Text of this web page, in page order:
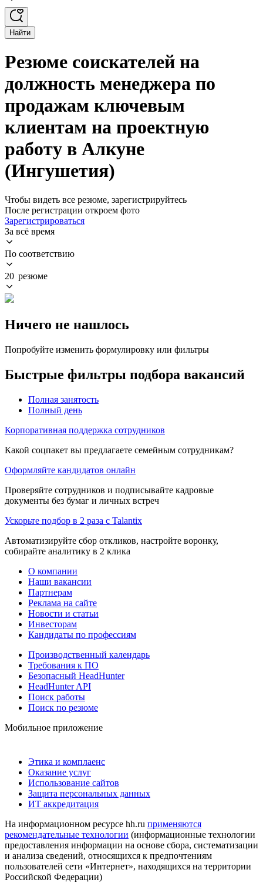
Найти
Резюме соискателей на
должность менеджера по
продажам ключевым
клиентам на проектную
работу в Алкуне
(Ингушетия)
Чтобы видеть все резюме, зарегистрируйтесь
После регистрации откроем фото
Зарегистрироваться
За всё время
По соответствию
20 резюме
Ничего не нашлось
Попробуйте изменить формулировку или фильтры
Быстрые фильтры подбора вакансий
Полная занятость
Полный день
Корпоративная поддержка сотрудников
Какой соцпакет вы предлагаете семейным сотрудникам?
Оформляйте кандидатов онлайн
Проверяйте сотрудников и подписывайте кадровые
документы без бумаг и личных встреч
Ускорьте подбор в 2 раза с Talantix
Автоматизируйте сбор откликов, настройте воронку,
собирайте аналитику в 2 клика
О компании
Наши вакансии
Партнерам
Реклама на сайте
Новости и статьи
Инвесторам
Кандидаты по профессиям
Производственный календарь
Требования к ПО
Безопасный HeadHunter
HeadHunter API
Поиск работы
Поиск по резюме
Мобильное приложение
Этика и комплаенс
Оказание услуг
Использование сайтов
Защита персональных данных
ИТ аккредитация
На информационном ресурсе hh.ru применяются
рекомендательные технологии (информационные технологии
предоставления информации на основе сбора, систематизации
и анализа сведений, относящихся к предпочтениям
пользователей сети «Интернет», находящихся на территории
Российской Федерации)